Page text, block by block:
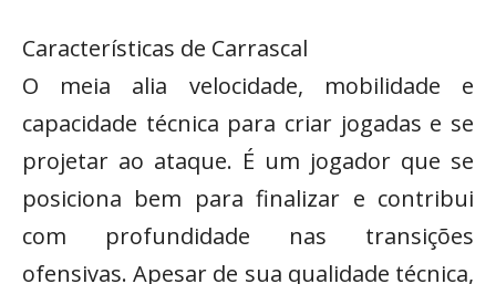
Características de Carrascal
O meia alia velocidade, mobilidade e
capacidade técnica para criar jogadas e se
projetar ao ataque. É um jogador que se
posiciona bem para finalizar e contribui
com profundidade nas transições
ofensivas. Apesar de sua qualidade técnica,